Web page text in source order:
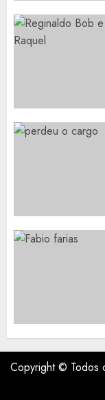
Copyright © Todos